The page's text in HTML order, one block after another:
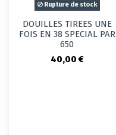
Rupture de stock
DOUILLES TIREES UNE
FOIS EN 38 SPECIAL PAR
650
40,00 €